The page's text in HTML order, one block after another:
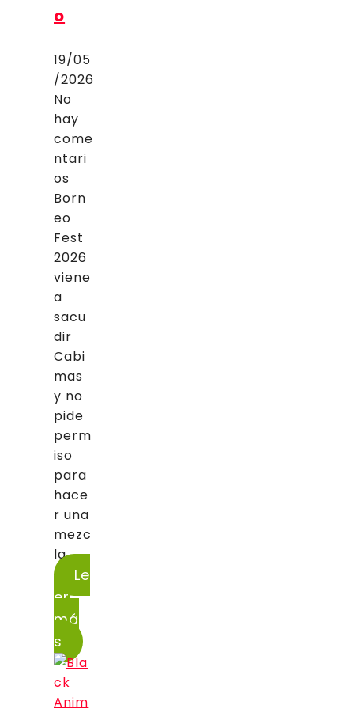
o
19/05
/2026
No
hay
come
ntari
os
Born
eo
Fest
2026
viene
a
sacu
dir
Cabi
mas
y no
pide
perm
iso
para
hace
r una
mezc
la...
Le
er
má
s